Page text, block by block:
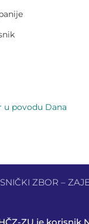
u povodu Dana
ZBOR –